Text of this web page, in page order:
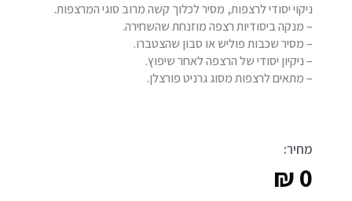
ניקוי יסודי לרצפות, מסיר לכלוך קשה מרוב סוגי המרצפות.
– מנקה ביסודיות רצפה מוזנחת שהשחירה.
– מסיר שכבות פוליש או סבון שהצטברו.
– ניקיון יסודי של הרצפה לאחר שיפוץ.
– מתאים לרצפות מסוג גרניט פורצלן.
מחיר:
₪0